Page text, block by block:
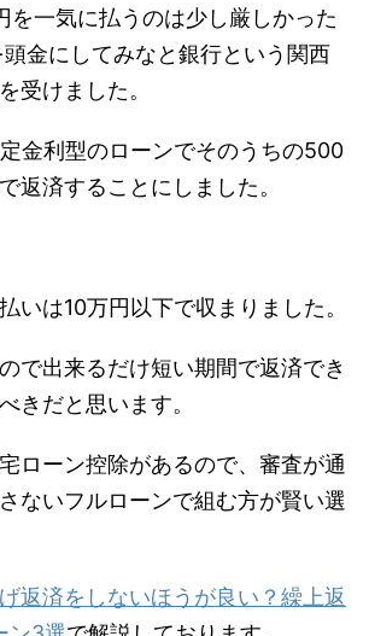
を一気に払うのは少し厳しかった
金にしてみなと銀行という関西
受けました。
金利型のローンでそのうちの500
返済することにしました。
いは10万円以下で収まりました。
で出来るだけ短い期間で返済でき
きだと思います。
ローン控除があるので、審査が通
ないフルローンで組む方が賢い選
返済をしないほうが良い？繰上返